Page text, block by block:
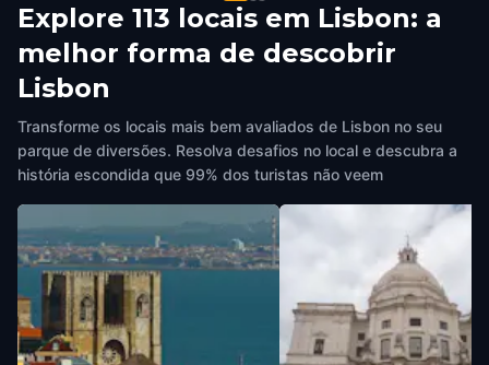
Explore 113 locais em Lisbon: a
melhor forma de descobrir
Lisbon
Transforme os locais mais bem avaliados de Lisbon no seu
parque de diversões. Resolva desafios no local e descubra a
história escondida que 99% dos turistas não veem